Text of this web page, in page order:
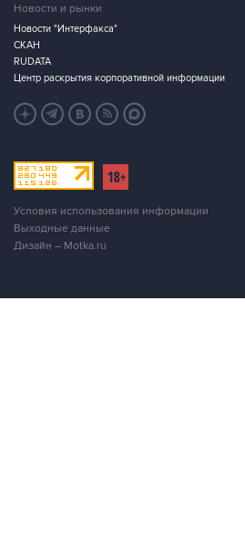
Новости и рынки
Новости "Интерфакса"
СКАН
RUDATA
Центр раскрытия корпоративной информации
Условия использования информации
Выходные данные
Дизайн – Motka.ru